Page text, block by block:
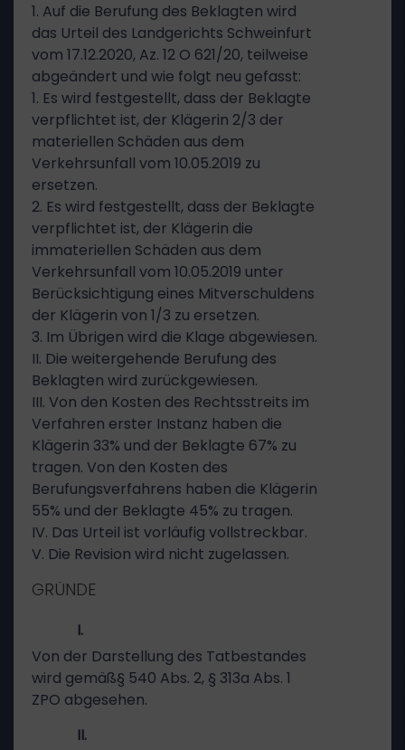
1. Auf die Berufung des Beklagten wird
das Urteil des Landgerichts Schweinfurt
vom 17.12.2020, Az. 12 O 621/20, teilweise
abgeändert und wie folgt neu gefasst:
1. Es wird festgestellt, dass der Beklagte
verpflichtet ist, der Klägerin 2/3 der
materiellen Schäden aus dem
Verkehrsunfall vom 10.05.2019 zu
ersetzen.
2. Es wird festgestellt, dass der Beklagte
verpflichtet ist, der Klägerin die
immateriellen Schäden aus dem
Verkehrsunfall vom 10.05.2019 unter
Berücksichtigung eines Mitverschuldens
der Klägerin von 1/3 zu ersetzen.
3. Im Übrigen wird die Klage abgewiesen.
II. Die weitergehende Berufung des
Beklagten wird zurückgewiesen.
III. Von den Kosten des Rechtsstreits im
Verfahren erster Instanz haben die
Klägerin 33% und der Beklagte 67% zu
tragen. Von den Kosten des
Berufungsverfahrens haben die Klägerin
55% und der Beklagte 45% zu tragen.
IV. Das Urteil ist vorläufig vollstreckbar.
V. Die Revision wird nicht zugelassen.
GRÜNDE
I.
Von der Darstellung des Tatbestandes
wird gemäß§ 540 Abs. 2, § 313a Abs. 1
ZPO abgesehen.
II.